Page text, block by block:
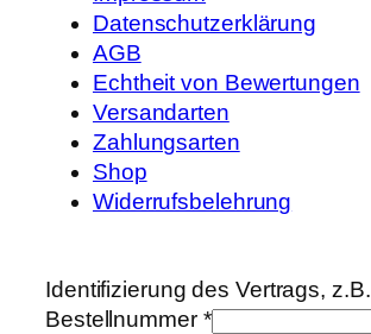
Datenschutzerklärung
AGB
Echtheit von Bewertungen
Versandarten
Zahlungsarten
Shop
Widerrufsbelehrung
Identifizierung des Vertrags, z.B.
Bestellnummer *